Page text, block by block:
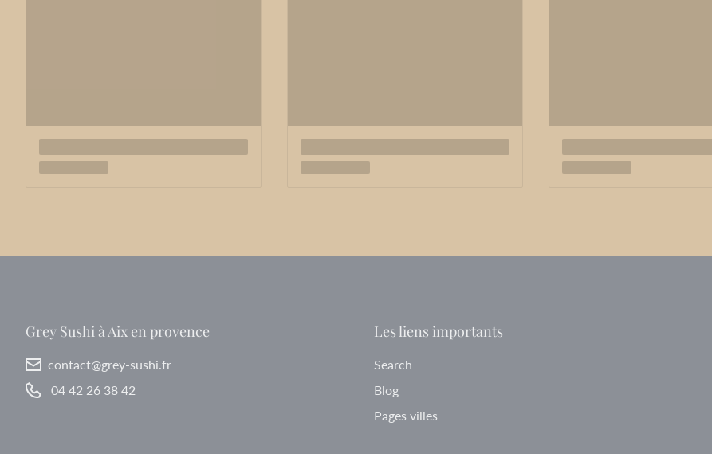
Grey Sushi à Aix en provence
contact@grey-sushi.fr
04 42 26 38 42
Les liens importants
Search
Blog
Pages villes